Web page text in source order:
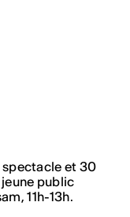
spectacle et 30
public
11h-13h.